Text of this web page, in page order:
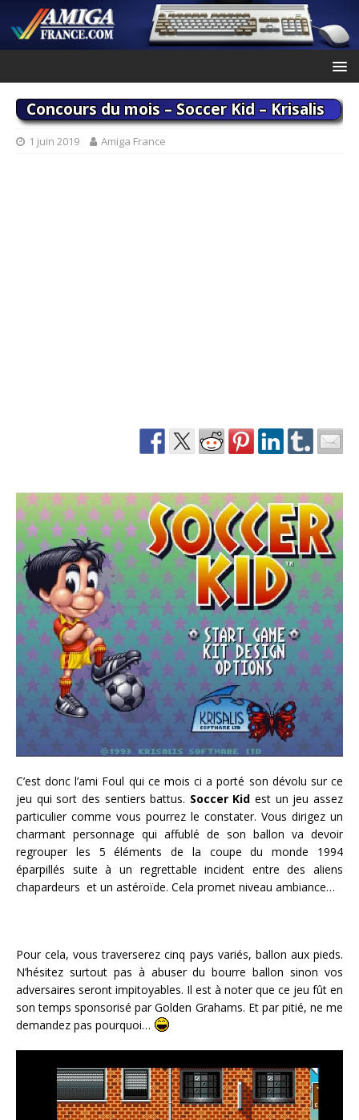
Concours du mois – Soccer Kid – Krisalis
1 juin 2019 Amiga France
C’est donc l’ami Foul qui ce mois ci a porté son dévolu sur ce
jeu qui sort des sentiers battus. Soccer Kid est un jeu assez
particulier comme vous pourrez le constater. Vous dirigez un
charmant personnage qui affublé de son ballon va devoir
regrouper les 5 éléments de la coupe du monde 1994
éparpillés suite à un regrettable incident entre des aliens
chapardeurs et un astéroïde. Cela promet niveau ambiance…
Pour cela, vous traverserez cinq pays variés, ballon aux pieds.
N’hésitez surtout pas à abuser du bourre ballon sinon vos
adversaires seront impitoyables. Il est à noter que ce jeu fût en
son temps sponsorisé par Golden Grahams. Et par pitié, ne me
demandez pas pourquoi…